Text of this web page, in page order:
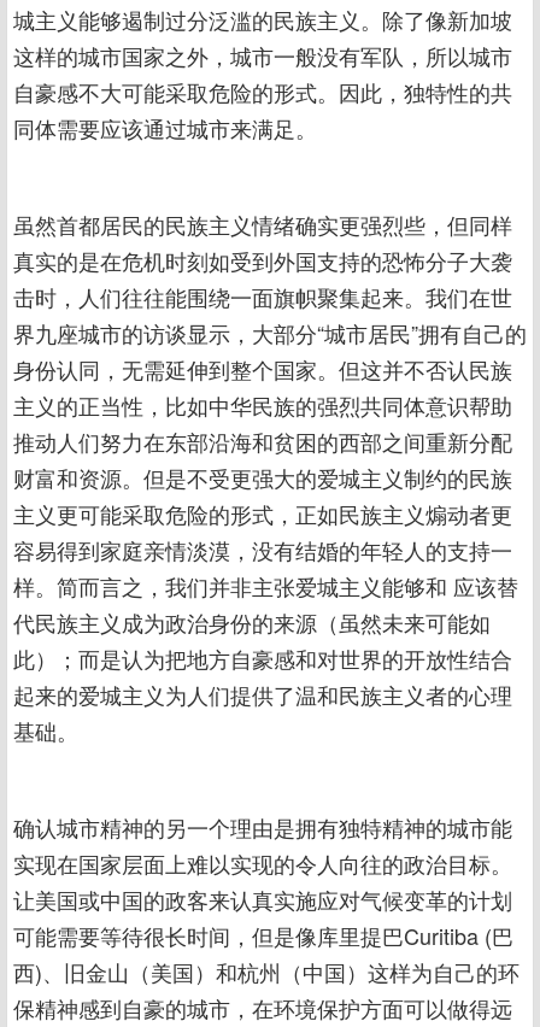
城主义能够遏制过分泛滥的民族主义。除了像新加坡
这样的城市国家之外，城市一般没有军队，所以城市
自豪感不大可能采取危险的形式。因此，独特性的共
同体需要应该通过城市来满足。
虽然首都居民的民族主义情绪确实更强烈些，但同样
真实的是在危机时刻如受到外国支持的恐怖分子大袭
击时，人们往往能围绕一面旗帜聚集起来。我们在世
界九座城市的访谈显示，大部分“城市居民”拥有自己的
身份认同，无需延伸到整个国家。但这并不否认民族
主义的正当性，比如中华民族的强烈共同体意识帮助
推动人们努力在东部沿海和贫困的西部之间重新分配
财富和资源。但是不受更强大的爱城主义制约的民族
主义更可能采取危险的形式，正如民族主义煽动者更
容易得到家庭亲情淡漠，没有结婚的年轻人的支持一
样。简而言之，我们并非主张爱城主义能够和 应该替
代民族主义成为政治身份的来源（虽然未来可能如
此）；而是认为把地方自豪感和对世界的开放性结合
起来的爱城主义为人们提供了温和民族主义者的心理
基础。
确认城市精神的另一个理由是拥有独特精神的城市能
实现在国家层面上难以实现的令人向往的政治目标。
让美国或中国的政客来认真实施应对气候变革的计划
可能需要等待很长时间，但是像库里提巴Curitiba (巴
西)、旧金山（美国）和杭州（中国）这样为自己的环
保精神感到自豪的城市，在环境保护方面可以做得远